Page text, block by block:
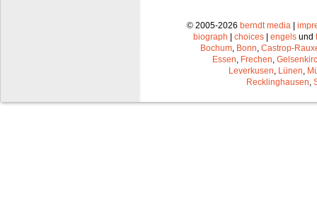
© 2005-2026 berndt media |
biograph | choices | engels und
Bochum Bonn Castrop-
Essen Frechen
Leverkusen Lünen
Recklinghausen